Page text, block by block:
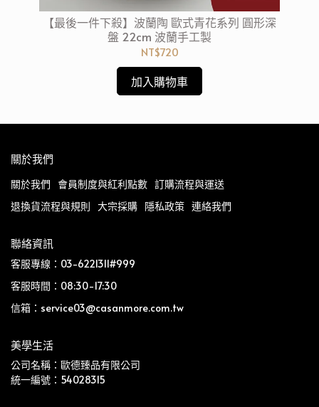
【最後一件下殺】波蘭陶 歐式青花系列 圓形深
盤 22cm 波蘭手工製
NT$720
加入購物車
關於我們
關於我們 會員制度與紅利點數 訂購流程與運送
退換貨流程與規則 大宗採購 隱私政策 連絡我們
聯絡資訊
客服專線：03-6221311#999
客服時間：08:30-17:30
信箱：service03@casanmore.com.tw
美學生活
公司名稱：歐德臻品有限公司
統一編號：54028315